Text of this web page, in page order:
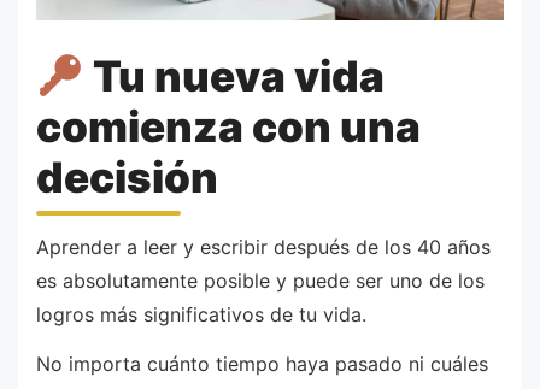
Tu nueva vida
comienza con una
decisión
Aprender a leer y escribir después de los 40 años
es absolutamente posible y puede ser uno de los
logros más significativos de tu vida.
No importa cuánto tiempo haya pasado ni cuáles